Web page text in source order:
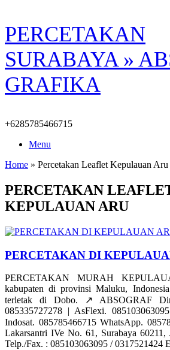
Skip
to
content
PERCETAKAN
SURABAYA »
GRAFIKA
+6285785466715
Menu
Home » Percetakan Leaflet Kepulauan Aru
PERCETAKAN
KEPULAUAN ARU
PERCETAKAN DI
PERCETAKAN MURAH
kabupaten di provinsi Maluku,
terletak di Dobo. ↗️ ABSOGRAF
085335727278 | AsFlexi.
Indosat. 085785466715 WhatsApp.
Lakarsantri IVe No. 61, Surabaya 60211,
Telp./Fax. : 085103063095 /